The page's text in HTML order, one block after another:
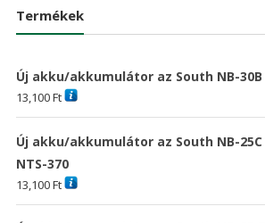
Termékek
Új akku/akkumulátor az South NB-
13,100Ft
Új akku/akkumulátor az South NB-
NTS-370
13,100Ft